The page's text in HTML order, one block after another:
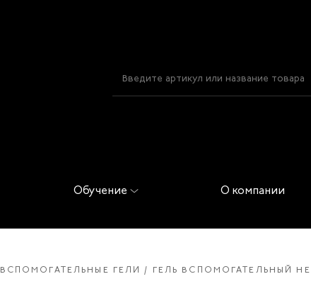
Обучение О компании
ВСПОМОГАТЕЛЬНЫЕ ГЕЛИ ГЕЛЬ ВСПОМОГАТЕЛЬНЫЙ